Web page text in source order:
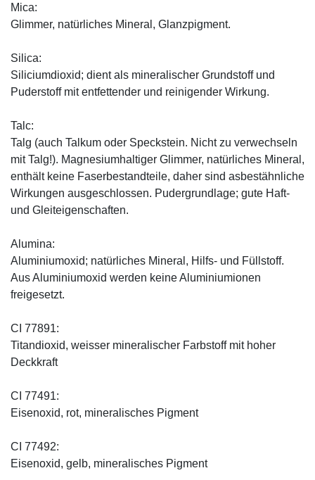
Mica:
Glimmer, natürliches Mineral, Glanzpigment.
Silica:
Siliciumdioxid; dient als mineralischer Grundstoff und
Puderstoff mit entfettender und reinigender Wirkung.
Talc:
Talg (auch Talkum oder Speckstein. Nicht zu verwechseln
mit Talg!). Magnesiumhaltiger Glimmer, natürliches Mineral,
enthält keine Faserbestandteile, daher sind asbestähnliche
Wirkungen ausgeschlossen. Pudergrundlage; gute Haft-
und Gleiteigenschaften.
Alumina:
Aluminiumoxid; natürliches Mineral, Hilfs- und Füllstoff.
Aus Aluminiumoxid werden keine Aluminiumionen
freigesetzt.
CI 77891:
Titandioxid, weisser mineralischer Farbstoff mit hoher
Deckkraft
CI 77491:
Eisenoxid, rot, mineralisches Pigment
CI 77492:
Eisenoxid, gelb, mineralisches Pigment